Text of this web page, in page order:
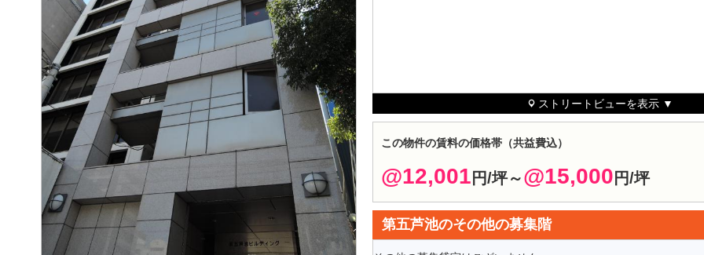
ストリートビューを表示 ▼
この物件の賃料の価格帯（共益費込）
@12,001 円/坪～@15,000 円/坪
第五芦池のその他の募集階